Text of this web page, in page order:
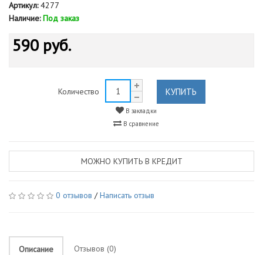
Артикул:4277
Наличие: Под заказ
590 руб.
Количество КУПИТЬ
В закладки
В сравнение
МОЖНО КУПИТЬ В КРЕДИТ
0 отзывов /Написать отзыв
Описание Отзывов (0)